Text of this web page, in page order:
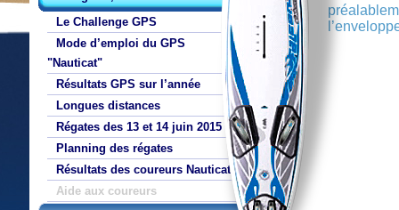
Le Challenge GPS
Mode d’emploi du GPS
"Nauticat"
Résultats GPS sur l’année
Longues distances
Régates des 13 et 14 juin 2015
Planning des régates
Résultats des coureurs Nauticat
Aide aux coureurs